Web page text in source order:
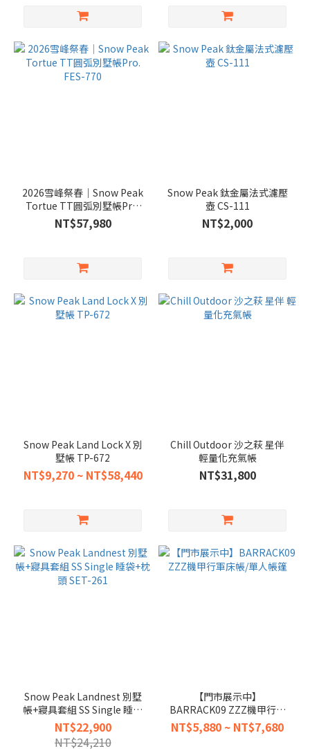
2026雪峰祭春｜Snow Peak
Tortue TT圓弧別墅帳Pro.
FES-770
NT$57,980
Snow Peak 鈦金屬法式濾壓
壺 CS-111
NT$2,000
Snow Peak Land Lock X 別
墅帳 TP-672
NT$9,270 ~ NT$58,440
Chill Outdoor 沙之萩 星伴
輕量化充氣帳
NT$31,800
Snow Peak Landnest 別墅
帳+寢具套組 SS Single 睡袋
+枕頭 SET-261
NT$22,900
NT$24,210
【門市展示中】
BARRACK09 ZZZ機甲行軍
床帳/單人帳篷
NT$5,880 ~ NT$7,680